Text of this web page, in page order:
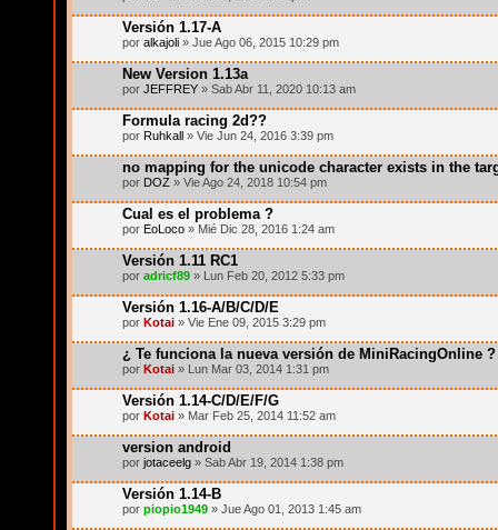
Versión 1.17-A
por alkajoli » Jue Ago 06, 2015 10:29 pm
New Version 1.13a
por JEFFREY » Sab Abr 11, 2020 10:13 am
Formula racing 2d??
por Ruhkall » Vie Jun 24, 2016 3:39 pm
no mapping for the unicode character exists in the
por DOZ » Vie Ago 24, 2018 10:54 pm
Cual es el problema ?
por EoLoco » Mié Dic 28, 2016 1:24 am
Versión 1.11 RC1
por adricf89 » Lun Feb 20, 2012 5:33 pm
Versión 1.16-A/B/C/D/E
por Kotai » Vie Ene 09, 2015 3:29 pm
¿ Te funciona la nueva versión de MiniRacingOnline ?
por Kotai » Lun Mar 03, 2014 1:31 pm
Versión 1.14-C/D/E/F/G
por Kotai » Mar Feb 25, 2014 11:52 am
version android
por jotaceelg » Sab Abr 19, 2014 1:38 pm
Versión 1.14-B
por piopio1949 » Jue Ago 01, 2013 1:45 am